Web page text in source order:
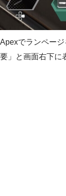
Apexでランペー
要」と画面右下に